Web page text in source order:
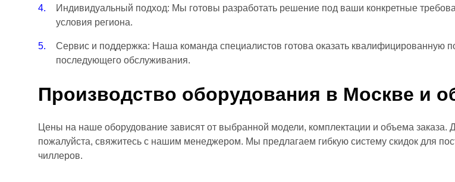
Индивидуальный подход: Мы готовы разработать решение под ваши конкретные
условия региона.
Сервис и поддержка: Наша команда специалистов готова оказать квалифицированную
последующего обслуживания.
Производство оборудования в Москве и
Цены на наше оборудование зависят от выбранной модели, комплектации и объема заказа.
пожалуйста, свяжитесь с нашим менеджером. Мы предлагаем гибкую систему скидок для
чиллеров.